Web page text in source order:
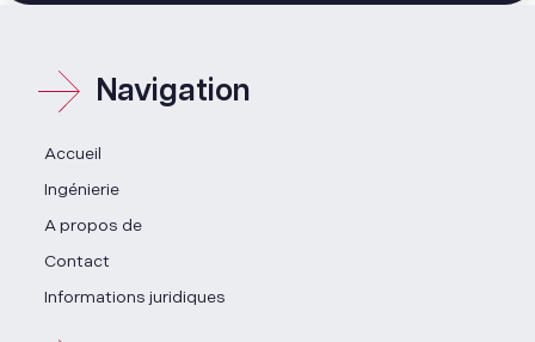
Navigation
Accueil
Ingénierie
A propos de
Contact
Informations juridiques